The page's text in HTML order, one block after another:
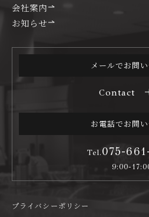
会社案内
お知らせ
メールでお問
Contact
お電話でお問
Tel.075-
9:00-
プライバシーポリシー